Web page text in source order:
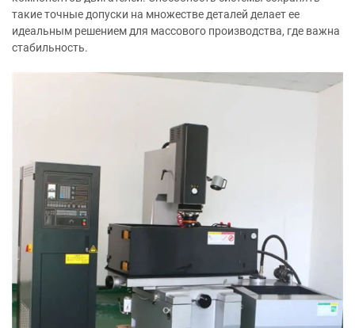
такие точные допуски на множестве деталей делает ее
идеальным решением для массового производства, где важна
стабильность.